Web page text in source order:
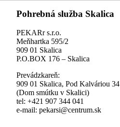
Pohrebná služba Skalica
PEKARr s.r.o.
Meňhartka 595/2
909 01 Skalica
P.O.BOX 176 – Skalica
Prevádzkareň:
909 01 Skalica, Pod Kalváriou 34
(Dom smútku v Skalici)
tel: +421 907 344 041
e-mail: pekarsi@centrum.sk